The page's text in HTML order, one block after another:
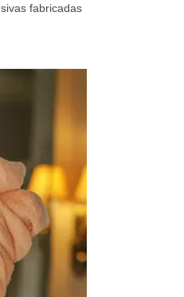
fabricadas